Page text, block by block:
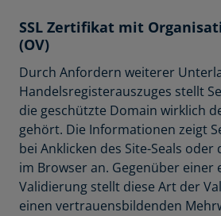
SSL Zertifikat mit
(OV)
Durch Anfordern weiterer
Handelsregisterauszuges stellt
die geschützte Domain wirklich
gehört. Die Informationen zeigt
bei Anklicken des Site-Seals
im Browser an. Gegenüber einer
Validierung stellt diese Art der
einen vertrauensbildenden